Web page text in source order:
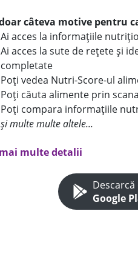
câteva motive pentru
Ai acces la informațiile
Ai acces la sute de rețete și
completate
Poți vedea Nutri-Score-ul
Poți căuta alimente prin
Poți compara informațiile
și multe multe altele...
multe detalii
Descarcă
Google